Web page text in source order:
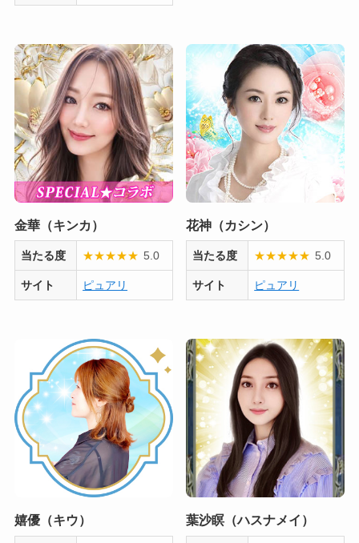
金華（キンカ）
当たる度 ★★★★★ 5.0
サイト ピュアリ
花神（カシン）
当たる度 ★★★★★ 5.0
サイト ピュアリ
嬉優（キウ） 葉沙瞑（ハスナメイ）